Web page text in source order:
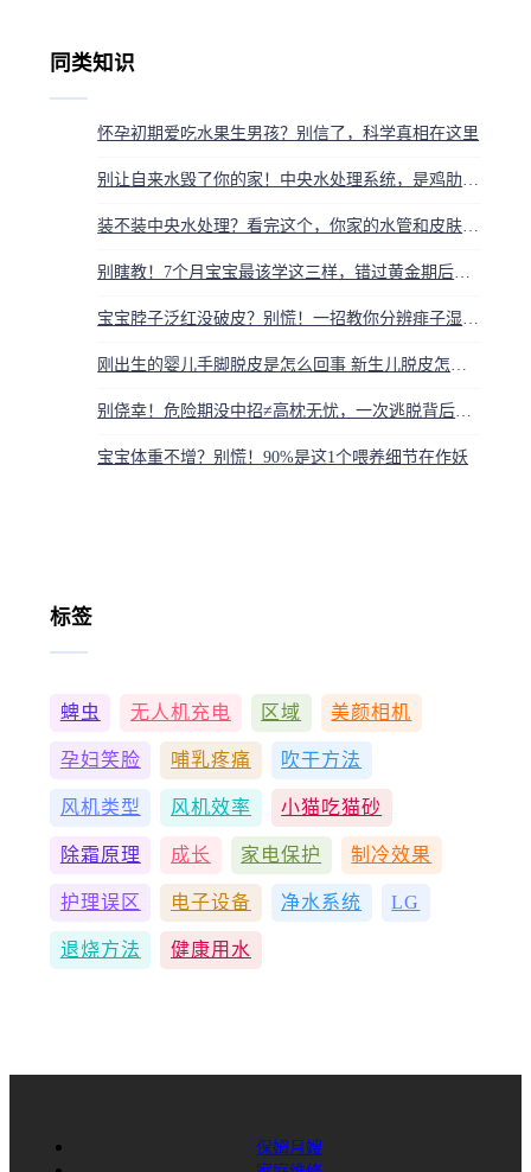
同类知识
怀孕初期爱吃水果生男孩？别信了，科学真相在这里
宝宝体重不增？别慌！90%是这1个喂养细节在作妖
标签
蜱虫 无人机充电 区域 美颜相机
孕妇笑脸 哺乳疼痛 吹干方法
风机类型 风机效率 小猫吃猫砂
除霜原理 成长 家电保护 制冷效果
护理误区 电子设备 净水系统 LG
退烧方法 健康用水
保姆月嫂